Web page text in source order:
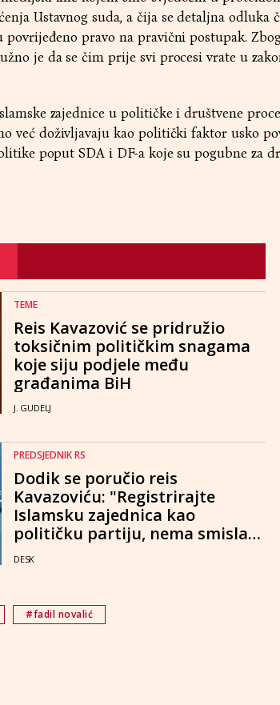
Ustavnog suda, a čija se detaljna odluka
pravo na pravični postupak. Zbog
je da se čim prije svi procesi vrate u
zajednice u političke i društvene
već doživljavaju kao politički faktor usko
poput SDA i DF-a koje su pogubne za
TEME
Reis Kavazović se pridružio
toksičnim političkim snagama
koje siju podjele među
građanima BiH
J. GUDELJ
PREDSJEDNIK RS
Dodik se poručio reis
Kavazoviću: "Registrirajte
Islamsku zajednica kao
političku partiju, nema smisla
kriti se iza vjerske organizacije"
DESK
#fadil novalić